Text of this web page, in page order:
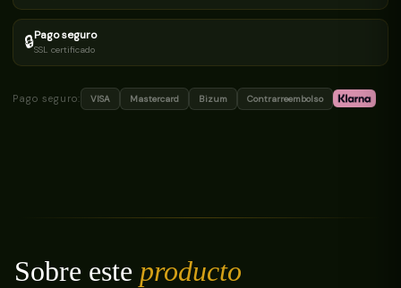
estas
Fiestas!
🎉
🎄
cantidad
🔒Pago seguro
SSL certificado
Pago seguro: VISA Mastercard Bizum Contrarreembolso
Sobre este producto